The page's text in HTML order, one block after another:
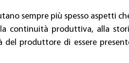
sempre più spesso aspetti
continuità produttiva, alla
del produttore di essere